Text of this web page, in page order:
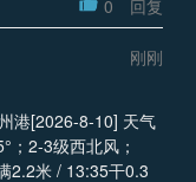
0 回复
刚刚
港[2026-8-10] 天气
；2-3级西北风；
2.2米 / 13:35干0.3